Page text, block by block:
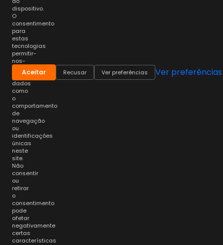
dispositivo.
O
consentimento
para
estas
tecnologias
permitir-
nos-
á
processar
dados
como
o
comportamento
de
navegação
ou
identificações
únicas
neste
site.
Não
consentir
ou
retirar
o
consentimento
pode
afetar
negativamente
certas
características
Aceitar Recusar Ver preferências Ver preferências